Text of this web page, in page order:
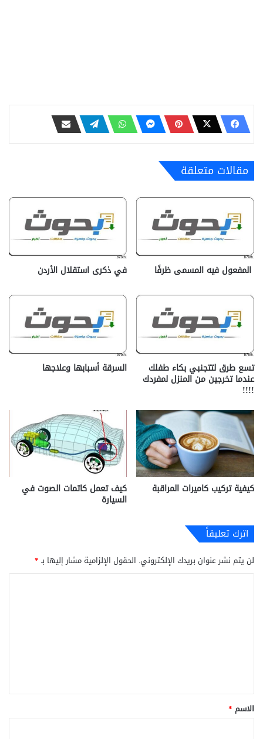
مقالات متعلقة
المفعول فيه المسمى ظرفًا في ذكرى استقلال الأردن
تسع طرق لتتجنبي بكاء طفلك
عندما تخرجين من المنزل لمفردك
!!!!
السرقة أسبابها وعلاجها
كيفية تركيب كاميرات المراقبة كيف تعمل كاتمات الصوت في
السيارة
اترك تعليقاً
لن يتم نشر عنوان بريدك الإلكتروني. الحقول الإلزامية مشار إليها بـ*
*
الاسم *